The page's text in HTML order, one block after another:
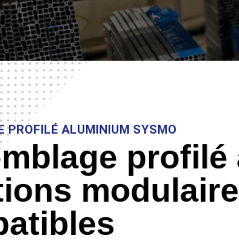
PROFILÉ ALUMINIUM SYSMO
profilé